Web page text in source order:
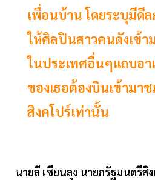
เพื่อนบ้าน โดยระบุมีดี
ให้ศิลปินสาวคนดังเข้า
ในประเทศอื่นๆแถบอ
ของเธอต้องบินเข้ามา
สิงคโปร์เท่านั้น
นายลี เซียนลุง นายกรัฐมนตรีสิ